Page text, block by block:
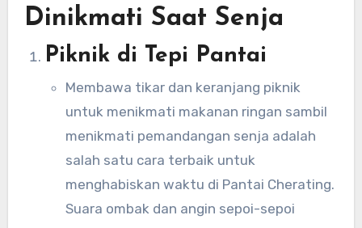
Dinikmati Saat Senja
Piknik di Tepi Pantai
Membawa tikar dan keranjang piknik
untuk menikmati makanan ringan sambil
menikmati pemandangan senja adalah
salah satu cara terbaik untuk
menghabiskan waktu di Pantai Cherating.
Suara ombak dan angin sepoi-sepoi